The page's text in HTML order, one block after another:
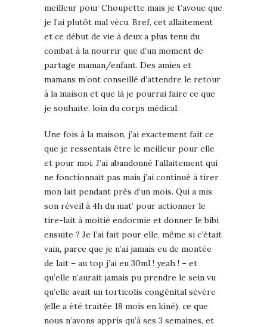
meilleur pour Choupette mais je t’avoue que
je l’ai plutôt mal vécu. Bref, cet allaitement
et ce début de vie à deux a plus tenu du
combat à la nourrir que d’un moment de
partage maman/enfant. Des amies et
mamans m’ont conseillé d’attendre le retour
à la maison et que là je pourrai faire ce que
je souhaite, loin du corps médical.
Une fois à la maison, j’ai exactement fait ce
que je ressentais être le meilleur pour elle
et pour moi. J’ai abandonné l’allaitement qui
ne fonctionnait pas mais j’ai continué à tirer
mon lait pendant près d’un mois. Qui a mis
son réveil à 4h du mat’ pour actionner le
tire-lait à moitié endormie et donner le bibi
ensuite ? Je l’ai fait pour elle, même si c’était
vain, parce que je n’ai jamais eu de montée
de lait – au top j’ai eu 30ml ! yeah ! – et
qu’elle n’aurait jamais pu prendre le sein vu
qu’elle avait un torticolis congénital sévère
(elle a été traitée 18 mois en kiné), ce que
nous n’avons appris qu’à ses 3 semaines, et